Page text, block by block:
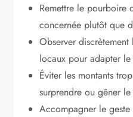
Remettre le pourboire
concernée plutôt que
Observer
locaux pour adapter le
Éviter les montants
surprendre ou gêner
Accompagner le